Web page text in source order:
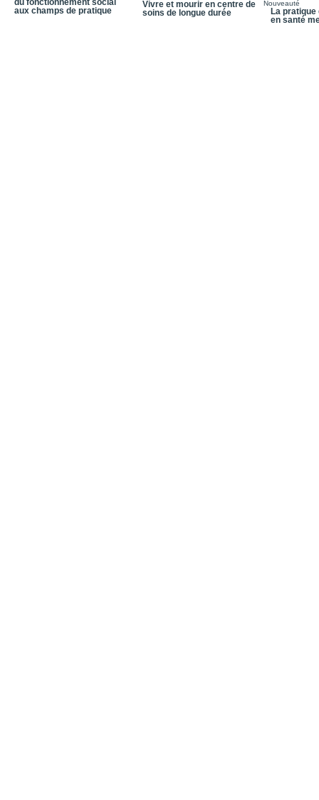
du fonctionnement social
aux champs de pratique
Vivre et mourir en centre de
soins de longue durée
Nouveauté
La
en santé